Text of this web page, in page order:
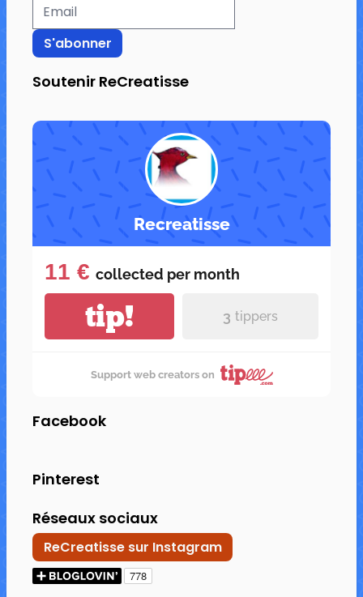
Soutenir ReCreatisse
Recreatisse
11 € collected per month
tip! 3 tippers
Support web creators on
Facebook
Pinterest
Réseaux sociaux
ReCreatisse sur Instagram